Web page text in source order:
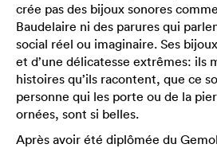
crée pas des bijoux sonores
Baudelaire ni des parures qui
social réel ou imaginaire. Ses
et d’une délicatesse extrêmes: ils
histoires qu’ils racontent, que ce
personne qui les porte ou de la
ornées, sont si belles.
Après avoir été diplômée du